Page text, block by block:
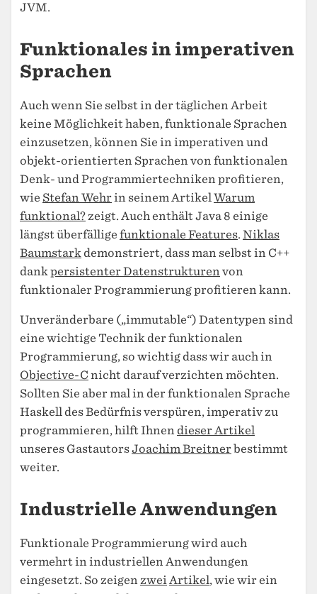
JVM.
Funktionales in imperativen
Sprachen
Auch wenn Sie selbst in der täglichen Arbeit
keine Möglichkeit haben, funktionale Sprachen
einzusetzen, können Sie in imperativen und
objekt-orientierten Sprachen von funktionalen
Denk- und Programmiertechniken profitieren,
wie Stefan Wehrin seinem ArtikelWarum
funktional?zeigt. Auch enthält Java 8 einige
längst überfällige funktionale Features. Niklas
Baumstark demonstriert, dass man selbst in C++
dankpersistenter Datenstrukturenvon
funktionaler Programmierung profitieren kann.
Unveränderbare („immutable“) Datentypen sind
eine wichtige Technik der funktionalen
Programmierung, so wichtig dass wir auch in
Objective-C nicht darauf verzichten möchten.
Sollten Sie aber mal in der funktionalen Sprache
Haskell des Bedürfnis verspüren, imperativ zu
programmieren, hilft Ihnen dieser Artikel
unseres GastautorsJoachim Breitnerbestimmt
weiter.
Industrielle Anwendungen
Funktionale Programmierung wird auch
vermehrt in industriellen Anwendungen
eingesetzt. So zeigenzweiArtikel, wie wir ein